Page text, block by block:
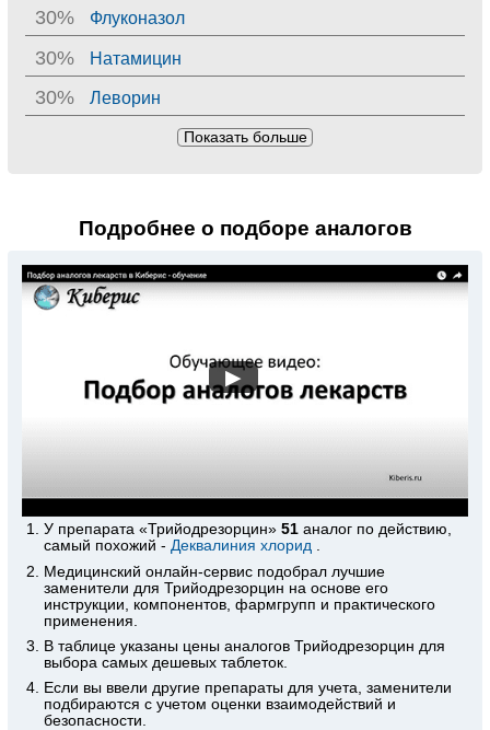
30% Флуконазол
30% Натамицин
30% Леворин
Показать больше
Подробнее о подборе аналогов
▶
У препарата «Трийодрезорцин»51 аналог по действию,
самый похожий -Деквалиния хлорид .
Медицинский онлайн-сервис подобрал лучшие
заменители для Трийодрезорцин на основе его
инструкции, компонентов, фармгрупп и практического
применения.
В таблице указаны цены аналогов Трийодрезорцин для
выбора самых дешевых таблеток.
Если вы ввели другие препараты для учета, заменители
подбираются с учетом оценки взаимодействий и
безопасности.